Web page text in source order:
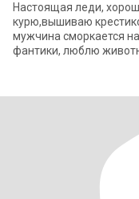
Настоящая леди,
курю,вышиваю
мужчина сморкается
фантики, люблю животных и не люблю